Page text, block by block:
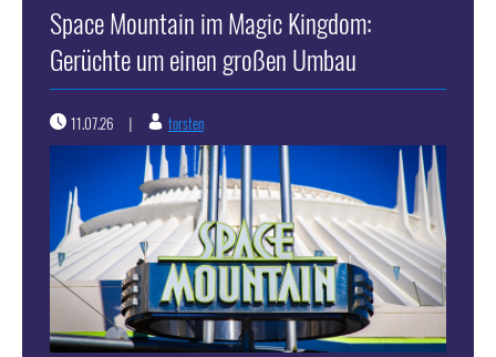
Space Mountain im Magic Kingdom:
Gerüchte um einen großen Umbau
11.07.26 | torsten